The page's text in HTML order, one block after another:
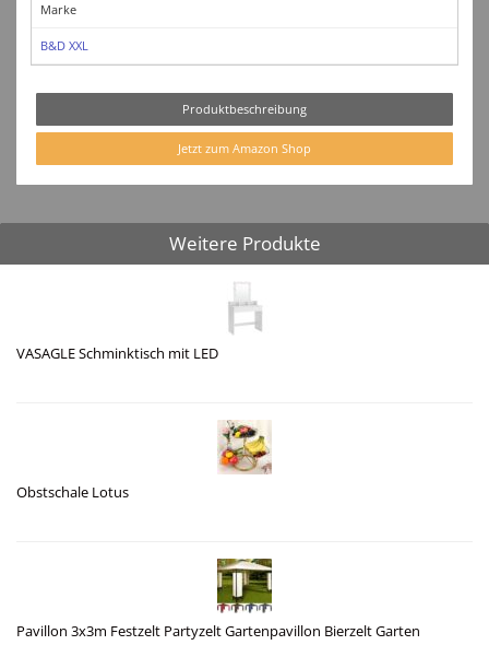
Marke
B&D XXL
Produktbeschreibung
Jetzt zum Amazon Shop
Weitere Produkte
VASAGLE Schminktisch mit LED
Obstschale Lotus
Pavillon 3x3m Festzelt Partyzelt Gartenpavillon Bierzelt Garten